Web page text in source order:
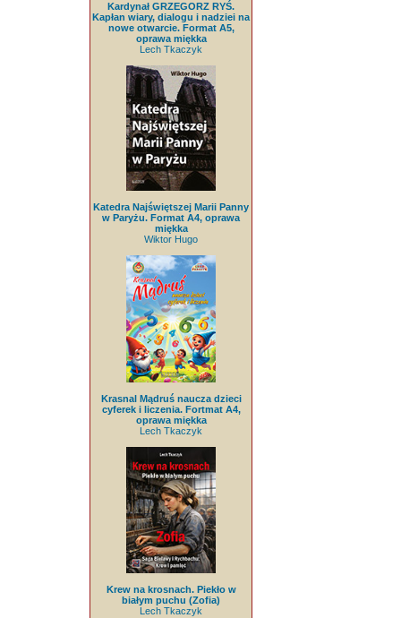
Kardynał GRZEGORZ RYŚ.
Kapłan wiary, dialogu i nadziei na
nowe otwarcie. Format A5,
oprawa miękka
Lech Tkaczyk
Katedra Najświętszej Marii Panny
w Paryżu. Format A4, oprawa
miękka
Wiktor Hugo
Krasnal Mądruś naucza dzieci
cyferek i liczenia. Fortmat A4,
oprawa miękka
Lech Tkaczyk
Krew na krosnach. Piekło w
białym puchu (Zofia)
Lech Tkaczyk